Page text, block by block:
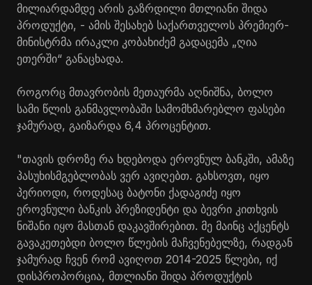
მილიარდამდე არის გაზრდილი მთლიანი შიდა
პროდუქტი, - ამის შესახებ საქართველოს პრემიერ-
მინისტრმა ირაკლი კობახიძემ გადაცემა „ღია
ეთერში“ განაცხადა.
როგორც მთავრობის მეთაურმა აღნიშნა, ბოლო
სამი წლის განმავლობაში სამომხმარებლო ფასები
ჯამურად, გაიზარდა 6,4 პროცენტით.
"თავის დროზე რა ხდებოდა ეროვნულ ბანკში, ამაზე
პასუხისმგებლობას ვერ ავიღებთ. გახსოვთ, იყო
პერიოდი, როდესაც ბატონი ქადაგიძე იყო
ეროვნული ბანკის პრეზიდენტი და ბევრი კითხვის
ნიშანი იყო მასთან დაკავშირებით. მე მაინც აქცენტს
გავაკეთებდი ბოლო წლების მაჩვენებელზე, რადგან
ჯამურად ჩვენ რომ ავიღოთ 2014-2025 წლები, იქ
დისპროპორცია, მთლიანი შიდა პროდუქტის